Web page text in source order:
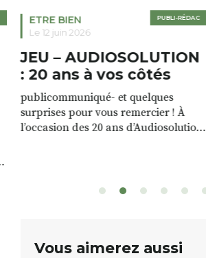
PUBLI-RÉDAC
ETRE BIEN
Le 12 juin 2026
JEU – AUDIOSOLUTION
: 20 ans à vos côtés
publicommuniqué- et quelques
surprises pour vous remercier ! À
l’occasion des 20 ans d’Audiosolution,
sont à gagner, sélectionnés auprès
12h à […]
Vous aimerez aussi